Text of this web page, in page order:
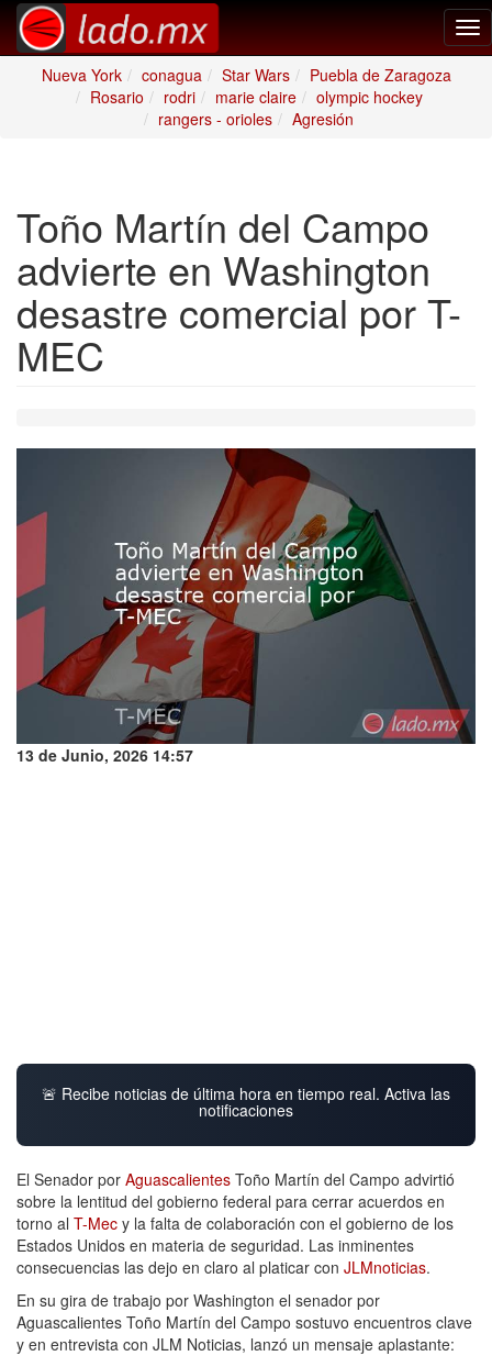
Nueva York
conagua Star Wars
Puebla de Zaragoza
Rosario
rodri marie claire
olympic hockey
rangers - orioles
Agresión
Toño Martín del Campo
advierte en Washington
desastre comercial por T-
MEC
13 de Junio, 2026 14:57
🚨 Recibe noticias de última hora en tiempo real. Activa las
notificaciones
El Senador por Aguascalientes Toño Martín del Campo advirtió
sobre la lentitud del gobierno federal para cerrar acuerdos en
torno al T-Mec y la falta de colaboración con el gobierno de los
Estados Unidos en materia de seguridad. Las inminentes
consecuencias las dejo en claro al platicar con JLMnoticias.
En su gira de trabajo por Washington el senador por
Aguascalientes Toño Martín del Campo sostuvo encuentros clave
y en entrevista con JLM Noticias, lanzó un mensaje aplastante: